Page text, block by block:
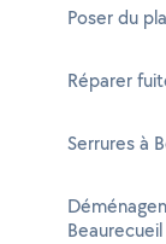
Poser du
Réparer
Serrures à
Beaurecueil